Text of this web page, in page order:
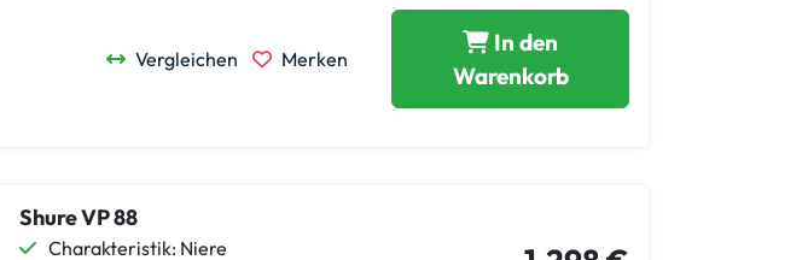
Vergleichen Merken
In den
Warenkorb
Shure VP 88
Charakteristik: Niere